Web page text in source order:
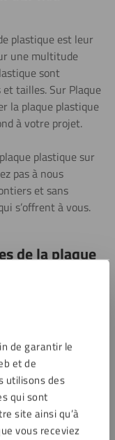
de garantir le
et de
utilisons des
qui sont
site ainsi qu’à
vous receviez
plastique est leur
une multitude
sont
tailles. Sur Plaque
la plaque plastique
à votre projet.
plastique sur
pas à nous
et sans
s’offrent à vous.
de la plaque
souples et rigides
un vaste
aux panneaux
, mais aussi
, ou encore des
rigides
en plastique sont